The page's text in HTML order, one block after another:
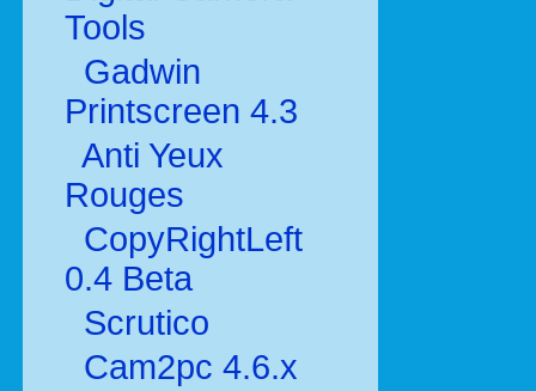
Tools
Gadwin
Printscreen 4.3
Anti Yeux
Rouges
CopyRightLeft
0.4 Beta
Scrutico
Cam2pc 4.6.x